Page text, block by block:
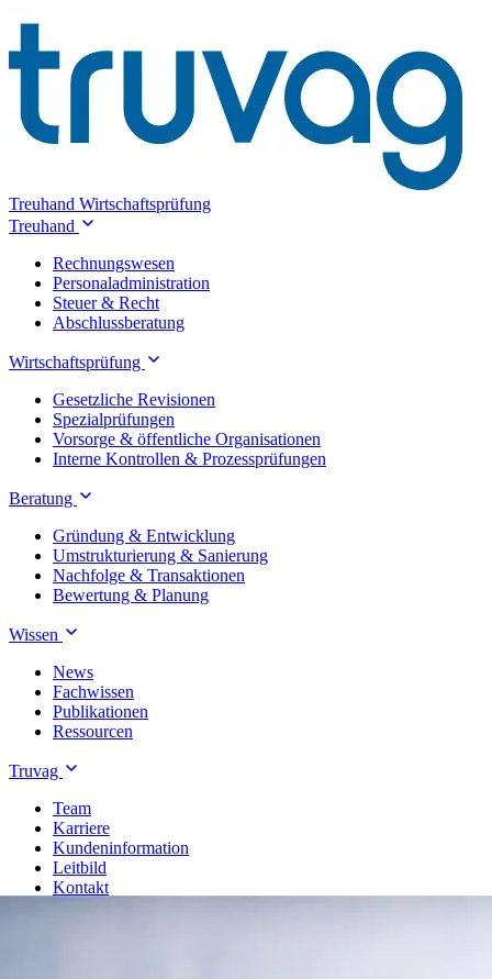
Treuhand Wirtschaftsprüfung
Treuhand
Rechnungswesen
Personaladministration
Steuer & Recht
Abschlussberatung
Wirtschaftsprüfung
Gesetzliche Revisionen
Spezialprüfungen
Vorsorge & öffentliche Organisationen
Interne Kontrollen & Prozessprüfungen
Beratung
Gründung & Entwicklung
Umstrukturierung & Sanierung
Nachfolge & Transaktionen
Bewertung & Planung
Wissen
News
Fachwissen
Publikationen
Ressourcen
Truvag
Team
Karriere
Kundeninformation
Leitbild
Kontakt